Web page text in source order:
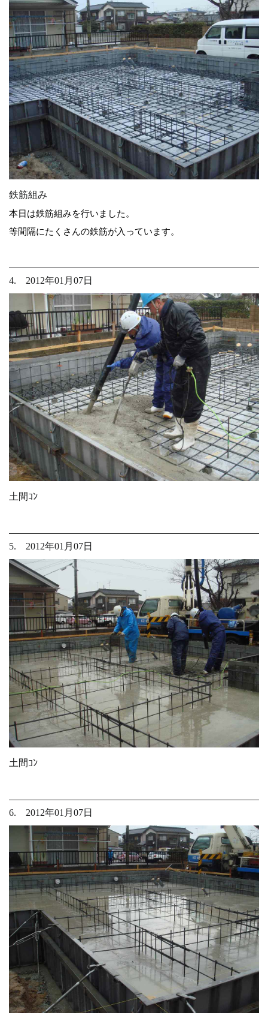
鉄筋組み
本日は鉄筋組みを行いました。
等間隔にたくさんの鉄筋が入っています。
4. 2012年01月07日
土間ｺﾝ
5. 2012年01月07日
土間ｺﾝ
6. 2012年01月07日